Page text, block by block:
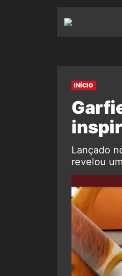
INÍCIO
Lançado
revelou